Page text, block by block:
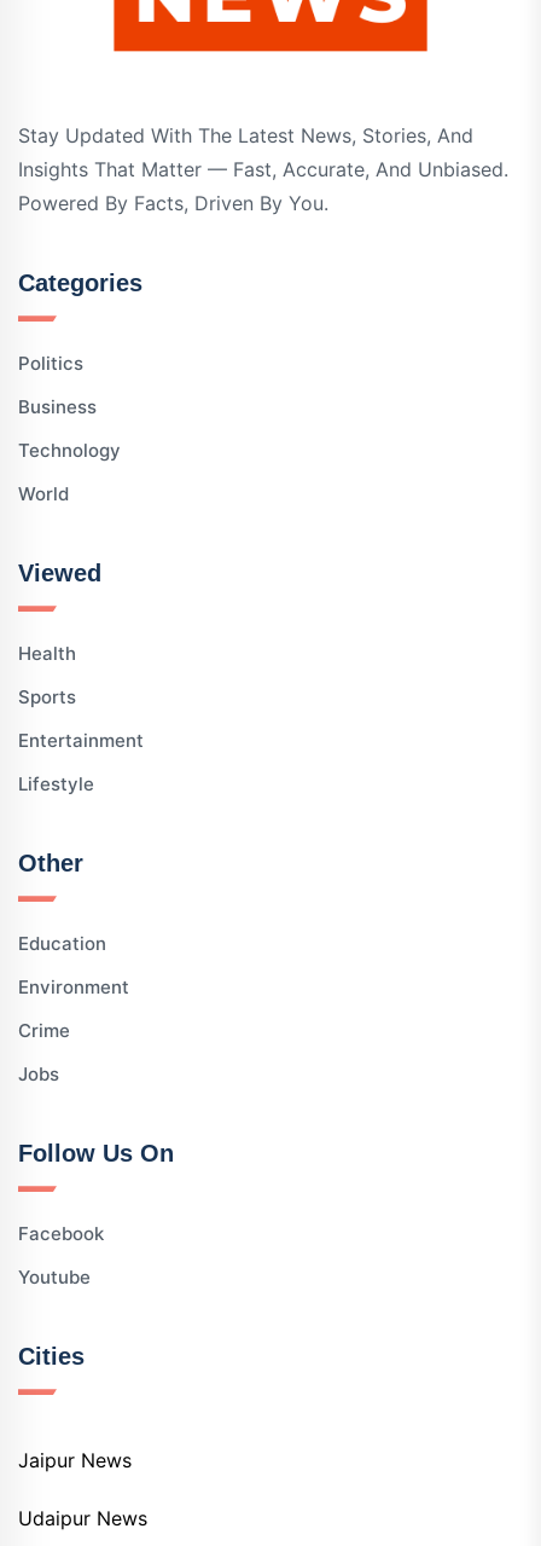
Stay Updated With The Latest News, Stories, And
Insights That Matter — Fast, Accurate, And Unbiased.
Powered By Facts, Driven By You.
Categories
Politics
Business
Technology
World
Viewed
Health
Sports
Entertainment
Lifestyle
Other
Education
Environment
Crime
Jobs
Follow Us On
Facebook
Youtube
Cities
Jaipur News
Udaipur News